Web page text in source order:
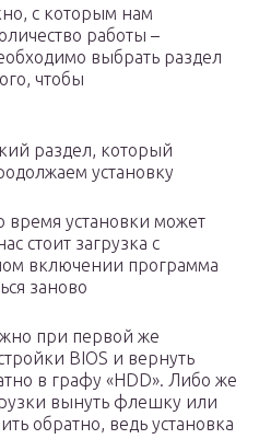
с которым нам
работы –
выбрать раздел
чтобы
раздел, который
установку
время установки может
стоит загрузка с
включении программа
заново
при первой же
BIOS и вернуть
в графу «HDD». Либо же
вынуть флешку или
обратно, ведь установка